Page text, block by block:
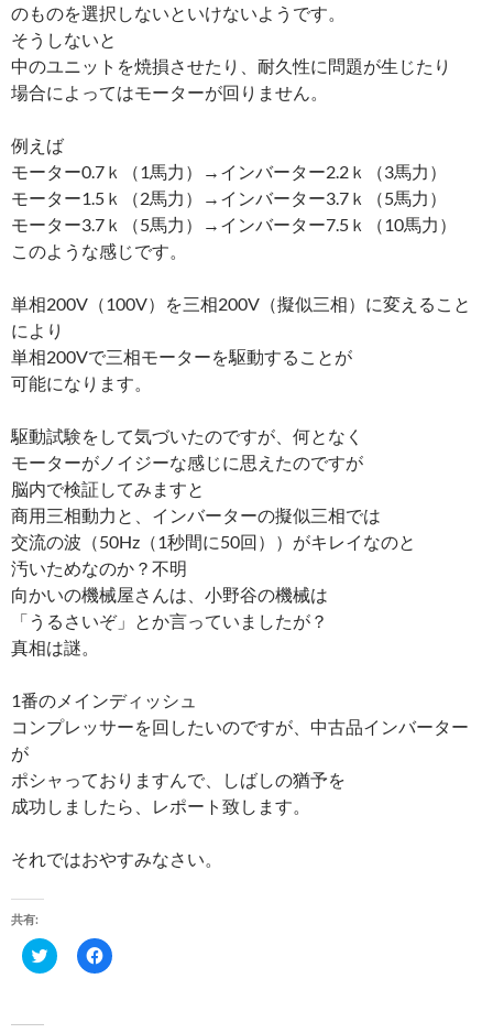
のものを選択しないといけないようです。
そうしないと
中のユニットを焼損させたり、耐久性に問題が生じたり
場合によってはモーターが回りません。
例えば
モーター0.7ｋ（1馬力）→インバーター2.2ｋ（3馬力）
モーター1.5ｋ（2馬力）→インバーター3.7ｋ（5馬力）
モーター3.7ｋ（5馬力）→インバーター7.5ｋ（10馬力）
このような感じです。
単相200V（100V）を三相200V（擬似三相）に変えること
により
単相200Vで三相モーターを駆動することが
可能になります。
駆動試験をして気づいたのですが、何となく
モーターがノイジーな感じに思えたのですが
脳内で検証してみますと
商用三相動力と、インバーターの擬似三相では
交流の波（50Hz（1秒間に50回））がキレイなのと
汚いためなのか？不明
向かいの機械屋さんは、小野谷の機械は
「うるさいぞ」とか言っていましたが？
真相は謎。
1番のメインディッシュ
コンプレッサーを回したいのですが、中古品インバーター
が
ポシャっておりますんで、しばしの猶予を
成功しましたら、レポート致します。
それではおやすみなさい。
共有:
ク
リ
F
a